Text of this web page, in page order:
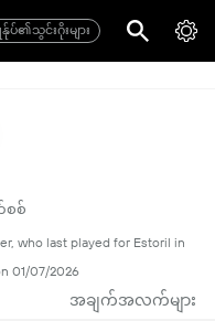
ပ်၏သွင်းဂိုးများ
စ်
who last played for Estoril in
01/07/2026
အချက်အလက်များ